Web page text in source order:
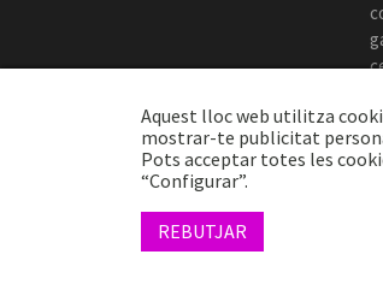
Aquest lloc web utilitza
mostrar-te publicitat
Pots acceptar totes les
“Configurar”.
REBUTJAR